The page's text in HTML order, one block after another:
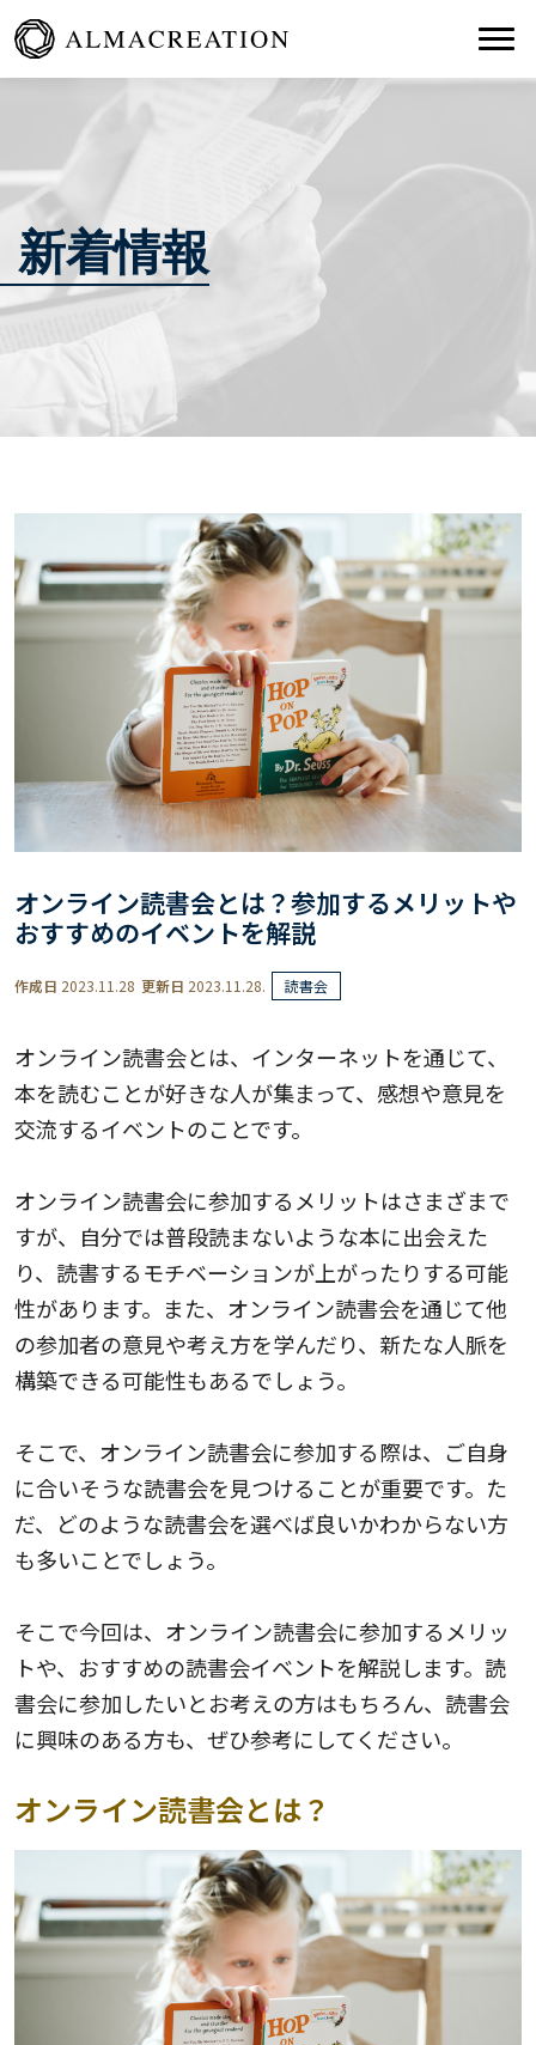
新着情報
オンライン読書会とは？参加するメリットや
おすすめのイベントを解説
作成日 2023.11.28 更新日 2023.11.28. 読書会
オンライン読書会とは、インターネットを通じて、
本を読むことが好きな人が集まって、感想や意見を
交流するイベントのことです。
オンライン読書会に参加するメリットはさまざまで
すが、自分では普段読まないような本に出会えた
り、読書するモチベーションが上がったりする可能
性があります。また、オンライン読書会を通じて他
の参加者の意見や考え方を学んだり、新たな人脈を
構築できる可能性もあるでしょう。
そこで、オンライン読書会に参加する際は、ご自身
に合いそうな読書会を見つけることが重要です。た
だ、どのような読書会を選べば良いかわからない方
も多いことでしょう。
そこで今回は、オンライン読書会に参加するメリッ
トや、おすすめの読書会イベントを解説します。読
書会に参加したいとお考えの方はもちろん、読書会
に興味のある方も、ぜひ参考にしてください。
オンライン読書会とは？